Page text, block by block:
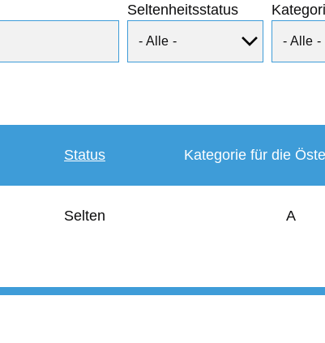
Seltenheitsstatus
Status Kategorie für die
Selten A